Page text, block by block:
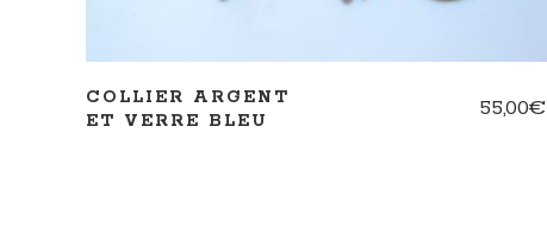
COLLIER ARGENT
ET VERRE BLEU
55,00€